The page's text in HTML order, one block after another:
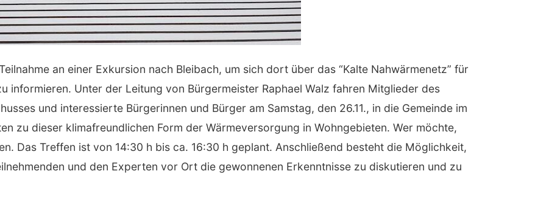
an einer Exkursion nach Bleibach, um sich dort über das “Kalte Nahwärmenetz” für
informieren. Unter der Leitung von Bürgermeister Raphael Walz fahren Mitglieder des
und interessierte Bürgerinnen und Bürger am Samstag, den 26.11., in die Gemeinde im
zu dieser klimafreundlichen Form der Wärmeversorgung in Wohngebieten. Wer möchte,
Das Treffen ist von 14:30 h bis ca. 16:30 h geplant. Anschließend besteht die Möglichkeit,
und den Experten vor Ort die gewonnenen Erkenntnisse zu diskutieren und zu